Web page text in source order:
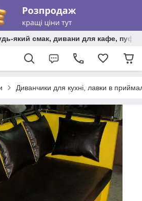
який смак, дивани для кафе,
Диванчики для кухні, лавки в